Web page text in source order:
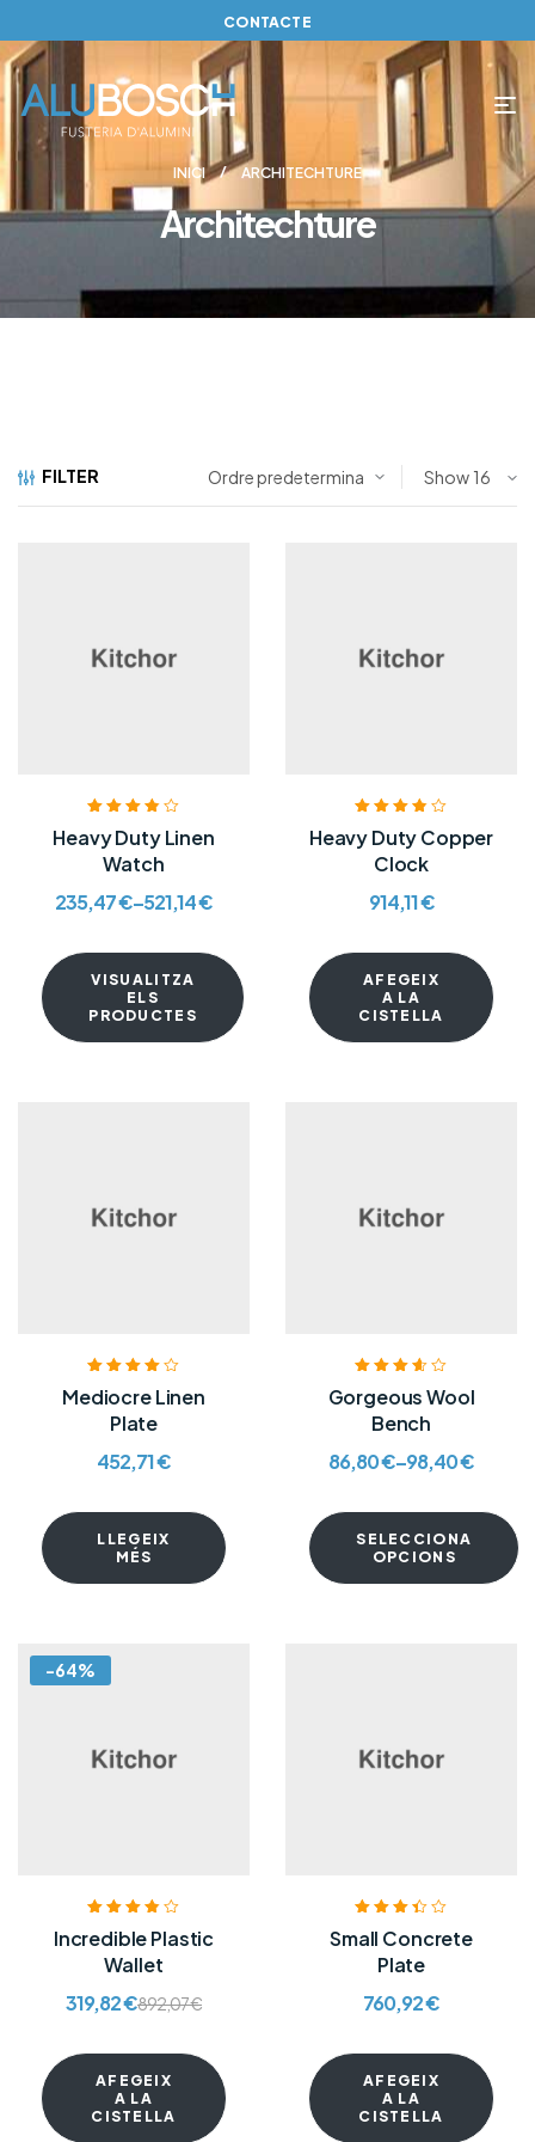
CONTACTE
INICI ARCHITECHTURE
Architechture
FILTER Show
3.80de 5
Heavy Duty Linen
Watch
235,47€–521,14€
VISUALITZA
ELS
PRODUCTES
3.80de 5
Heavy Duty Copper
Clock
914,11€
AFEGEIX
A LA
CISTELLA
4.00de 5
Mediocre Linen
Plate
452,71€
LLEGEIX
MÉS
amb3.60
de 5
Gorgeous Wool
Bench
86,80€–98,40€
SELECCIONA
OPCIONS
-64%
Puntuat amb
3.80de 5
Incredible Plastic
Wallet
892,07€
319,82€
AFEGEIX
A LA
CISTELLA
Puntuat
amb3.40
de 5
Small Concrete
Plate
760,92€
AFEGEIX
A LA
CISTELLA